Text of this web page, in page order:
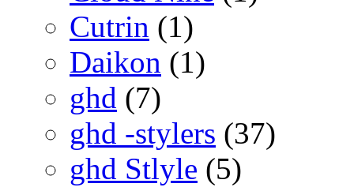
Cutrin (1)
Daikon (1)
ghd (7)
ghd -stylers (37)
ghd Stlyle (5)